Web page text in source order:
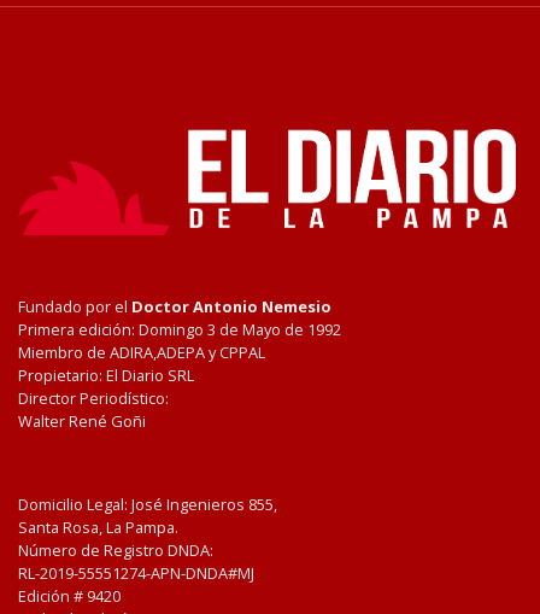
Fundado por el Doctor Antonio Nemesio
Primera edición: Domingo 3 de Mayo de 1992
Miembro de ADIRA,ADEPA y CPPAL
Propietario: El Diario SRL
Director Periodístico:
Walter René Goñi
Domicilio Legal: José Ingenieros 855,
Santa Rosa, La Pampa.
Número de Registro DNDA:
RL-2019-55551274-APN-DNDA#MJ
Edición # 9420